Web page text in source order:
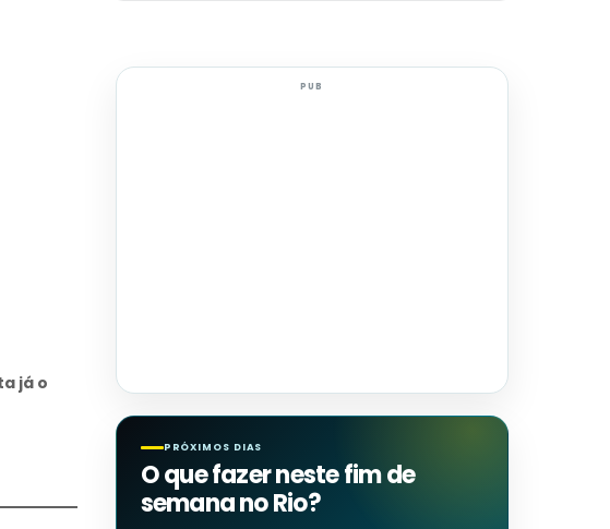
já o
PUB
PRÓXIMOS DIAS
O que fazer neste fim de
semana no Rio?